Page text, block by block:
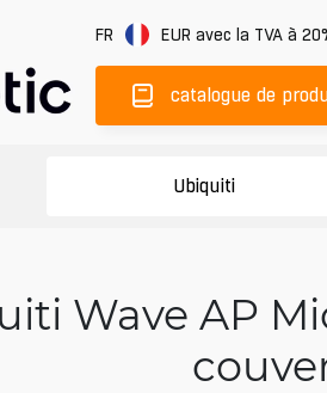
FR EUR avec la TVA à
catalogue de
Ubiquiti
Wave AP